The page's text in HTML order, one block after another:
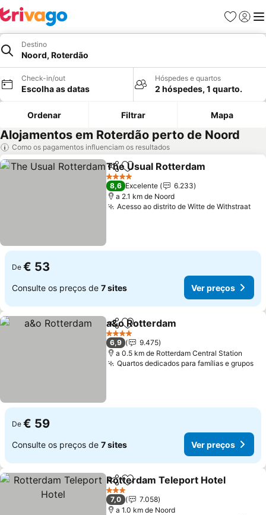
Favoritos
Iniciar
Destino
Noord, Roterdão
Check-in/out
Escolha as datas
Hóspedes e quartos
2 hóspedes, 1 quarto.
Ordenar Filtrar Mapa
Alojamentos em Roterdão perto de Noord
Como os pagamentos influenciam os resultados
PartilharAdicionar aos favoritos
The Usual Rotterdam
4 Estrelas
8,6 Excelente
6.233
a 2.1 km de Noord
Acesso ao distrito de Witte de Withstraat
De € 53
Consulte os preços de 7 sites Ver preços
PartilharAdicionar aos favoritos
a&o Rotterdam
4 Estrelas
6,9
9.475
a 0.5 km de Rotterdam Central Station
Quartos dedicados para famílias e grupos
De € 59
Consulte os preços de 7 sites Ver preços
PartilharAdicionar aos favoritos
Rotterdam Teleport Hotel
3 Estrelas
7,0
7.058
a 1.0 km de Noord